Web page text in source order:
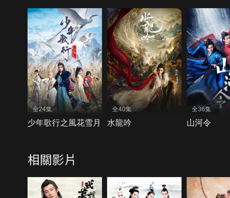
全24集
少年歌行之風花雪月
全40集
水龍吟
全36集
山河令
相關影片